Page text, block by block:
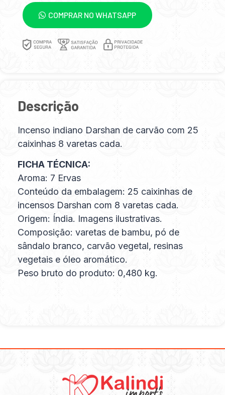
COMPRAR NO WHATSAPP
Descrição
Incenso indiano Darshan de carvão com 25
caixinhas 8 varetas cada.
FICHA TÉCNICA:
Aroma: 7 Ervas
Conteúdo da embalagem: 25 caixinhas de
incensos Darshan com 8 varetas cada.
Origem: Índia. Imagens ilustrativas.
Composição: varetas de bambu, pó de
sândalo branco, carvão vegetal, resinas
vegetais e óleo aromático.
Peso bruto do produto: 0,480 kg.